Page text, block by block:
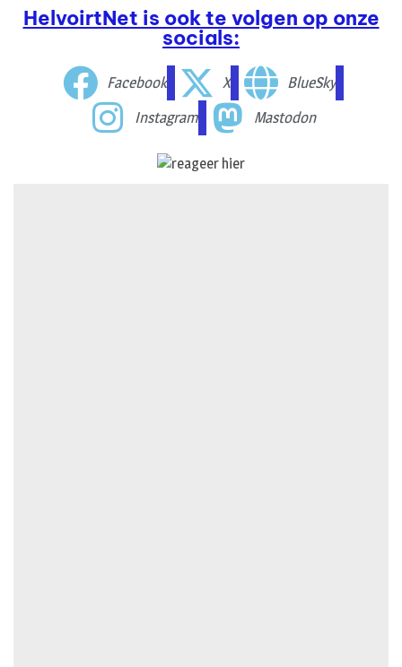
HelvoirtNet is ook te volgen op onze
socials:
Facebook X
BlueSky
Instagram
Mastodon